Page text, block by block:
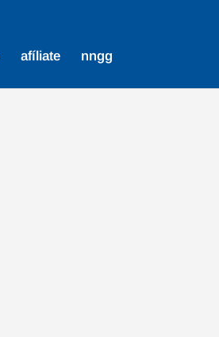
afíliate nngg